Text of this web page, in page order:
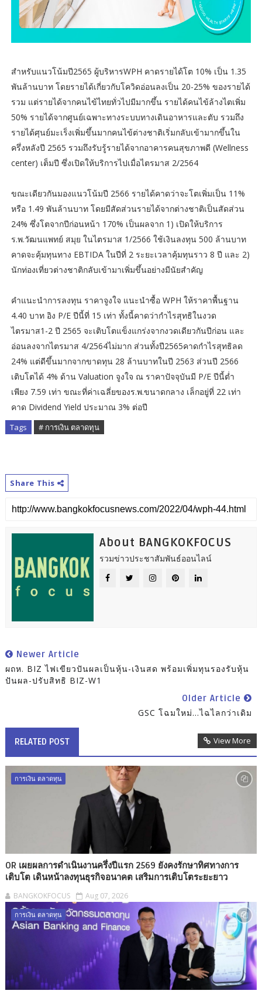
สำหรับแนวโน้มปี2565 ผู้บริหารWPH คาดรายได้โต 10% เป็น 1.35
พันล้านบาท โดยรายได้เกี่ยวกับโควิดอ่อนลงเป็น 20-25% ของรายได้
รวม แต่รายได้จากคนไข้ไทยทั่วไปมีมากขึ้น รายได้คนไข้ล้างไตเพิ่ม
50% รายได้จากศูนย์เฉพาะทางระบบทางเดินอาหารและตับ รวมถึง
รายได้ศุนย์มะเร็งเพิ่มขึ้นมากคนไข้ต่างชาติเริ่มกลับเข้ามากขึ้นใน
ครึ่งหลังปี 2565 รวมถึงรับรู้รายได้จากอาคารคนสุขภาพดี (Wellness
center) เต็มปี ซึ่งเปิดให้บริการไปเมื่อไตรมาส 2/2564
ขณะเดียวกันมองแนวโน้มปี 2566 รายได้คาดว่าจะโตเพิ่มเป็น 11%
หรือ 1.49 พันล้านบาท โดยมีสัดส่วนรายได้จากต่างชาติเป็นสัดส่วน
24% ซึ่งโตจากปีก่อนหน้า 170% เป็นผลจาก 1) เปิดให้บริการ
ร.พ.วัฒนแพทย์ สมุย ในไตรมาส 1/2566 ใช้เงินลงทุน 500 ล้านบาท
คาดจะคุ้มทุนทาง EBTIDA ในปีที่ 2 ระยะเวลาคุ้มทุนราว 8 ปี และ 2)
นักท่องเที่ยวต่างชาติกลับเข้ามาเพิ่มขึ้นอย่างมีนัยสำคัญ
คำแนะนำการลงทุน ราคาจูงใจ แนะนำซื้อ WPH ให้ราคาพื้นฐาน
4.40 บาท อิง P/E ปีนี้ที่ 15 เท่า ทั้งนี้คาดว่ากำไรสุทธิในงวด
ไตรมาส1-2 ปี 2565 จะเติบโตแข็งแกร่งจากงวดเดียวกันปีก่อน และ
อ่อนลงจากไตรมาส 4/2564ไม่มาก ส่วนทั้งปี2565คาดกำไรสุทธิลด
24% แต่ดีขึ้นมากจากขาดทุน 28 ล้านบาทในปี 2563 ส่วนปี 2566
เติบโตได้ 4% ด้าน Valuation จูงใจ ณ ราคาปัจจุบันมี P/E ปีนี้ต่ำ
เพียง 7.59 เท่า ขณะที่ค่าเฉลี่ยของร.พ.ขนาดกลาง เล็กอยู่ที่ 22 เท่า
คาด Dividend Yield ประมาณ 3% ต่อปี
Tags # การเงิน ตลาดทุน
Share This
About BANGKOKFOCUS
รวมข่าวประชาสัมพันธ์ออนไลน์
Newer Article
ผถห. BIZ ไฟเขียวปันผลเป็นหุ้น-เงินสด พร้อมเพิ่มทุนรองรับหุ้น
ปันผล-ปรับสิทธิ BIZ-W1
Older Article
GSC โฉมใหม่...ไฉไลกว่าเดิม
RELATED POST View More
การเงิน ตลาดทุน
OR เผยผลการดำเนินงานครึ่งปีแรก 2569 ยังคงรักษาทิศทางการ
เติบโต เดินหน้าลงทุนธุรกิจอนาคต เสริมการเติบโตระยะยาว
BANGKOKFOCUS Aug 07, 2026
การเงิน ตลาดทุน